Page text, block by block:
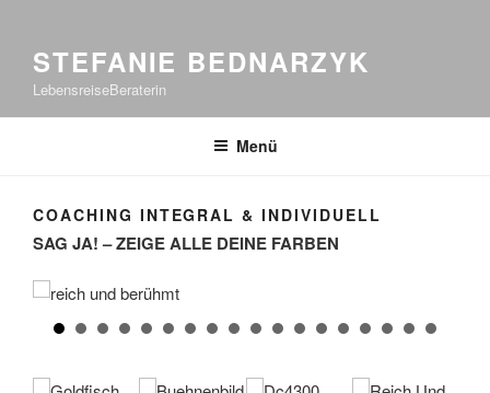
STEFANIE BEDNARZYK
LebensreiseBeraterin
Menü
COACHING INTEGRAL & INDIVIDUELL
SAG JA! – ZEIGE ALLE DEINE FARBEN